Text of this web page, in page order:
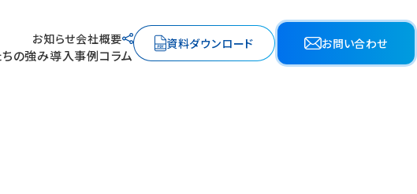
の強み導入事例コラム
お知らせ会社概要 資料ダウンロード お問い合わせ